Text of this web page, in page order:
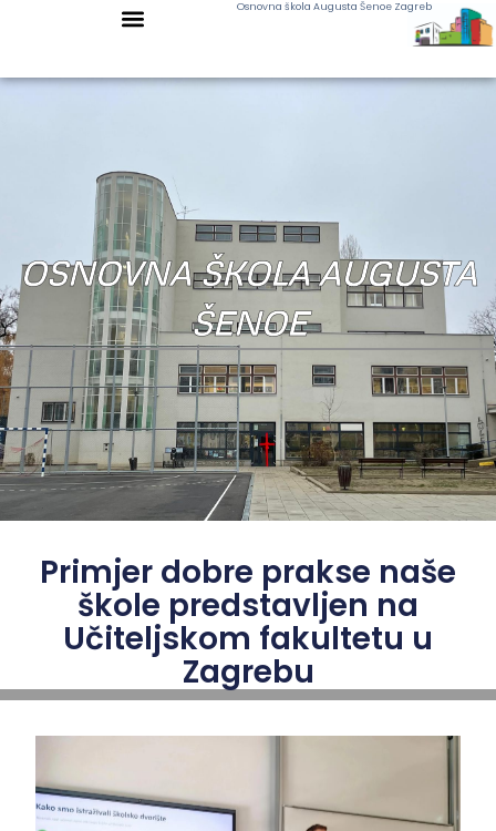
Osnovna škola Augusta Šenoe Zagreb
OSNOVNA ŠKOLA AUGUSTA
ŠENOE
Primjer dobre prakse naše
škole predstavljen na
Učiteljskom fakultetu u
Zagrebu